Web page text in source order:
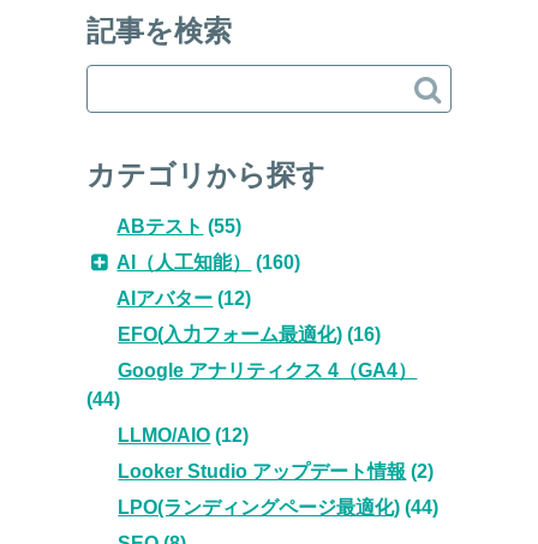
記事を検索

カテゴリから探す
ABテスト (55)
AI（人工知能）
(160)
AIアバター (12)
EFO(入力フォーム最適化) (16)
Google アナリティクス 4（GA4）
(44)
LLMO/AIO (12)
Looker Studio アップデート情報 (2)
LPO(ランディングページ最適化) (44)